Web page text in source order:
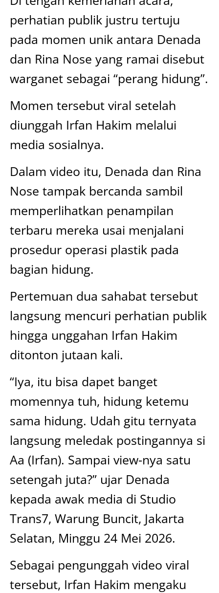
perhatian publik justru tertuju
pada momen unik antara Denada
dan Rina Nose yang ramai disebut
warganet sebagai “perang hidung”.
Momen tersebut viral setelah
diunggah Irfan Hakim melalui
media sosialnya.
Dalam video itu, Denada dan Rina
Nose tampak bercanda sambil
memperlihatkan penampilan
terbaru mereka usai menjalani
prosedur operasi plastik pada
bagian hidung.
Pertemuan dua sahabat tersebut
langsung mencuri perhatian publik
hingga unggahan Irfan Hakim
ditonton jutaan kali.
“Iya, itu bisa dapet banget
momennya tuh, hidung ketemu
sama hidung. Udah gitu ternyata
langsung meledak postingannya si
Aa (Irfan). Sampai view-nya satu
setengah juta?” ujar Denada
kepada awak media di Studio
Trans7, Warung Buncit, Jakarta
Selatan, Minggu 24 Mei 2026.
Sebagai pengunggah video viral
tersebut, Irfan Hakim mengaku